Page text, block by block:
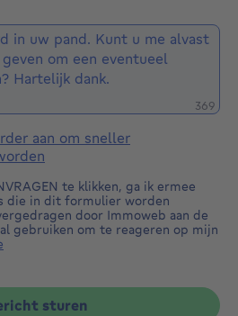
369
aan om sneller
te klikken, ga ik ermee
die in dit formulier worden
door Immoweb aan de
gebruiken om te reageren op mijn
sturen